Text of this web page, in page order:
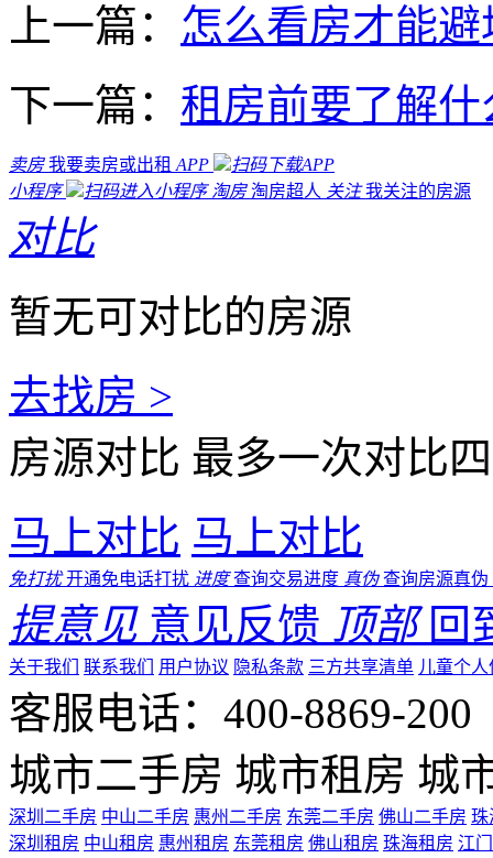
上一篇： 怎么看房才能避
下一篇： 租房前要了解
卖房 我要卖房或出租 APP
扫码下载APP
小程序
扫码进入小程序 淘房 淘房超人 关注 我关注的房源
对比
暂无可对比的房源
去找房 >
房源对比 最多一次对比
马上对比 马上对比
免打扰 开通免电话打扰 进度 查询交易进度 真伪 查询房源真伪
提意见 意见反馈 顶部 回
关于我们 联系我们 用户协议 隐私条款 三方共享清单 儿童个
客服电话：400-8869-200
城市二手房 城市租房 城
深圳二手房 中山二手房 惠州二手房 东莞二手房 佛山二手房 珠
深圳租房 中山租房 惠州租房 东莞租房 佛山租房 珠海租房 江